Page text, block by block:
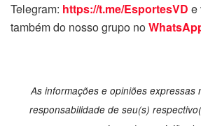
Telegram: https://t.me/EsportesVD e
também do nosso grupo no
As informações e opiniões expressas
responsabilidade de seu(s)